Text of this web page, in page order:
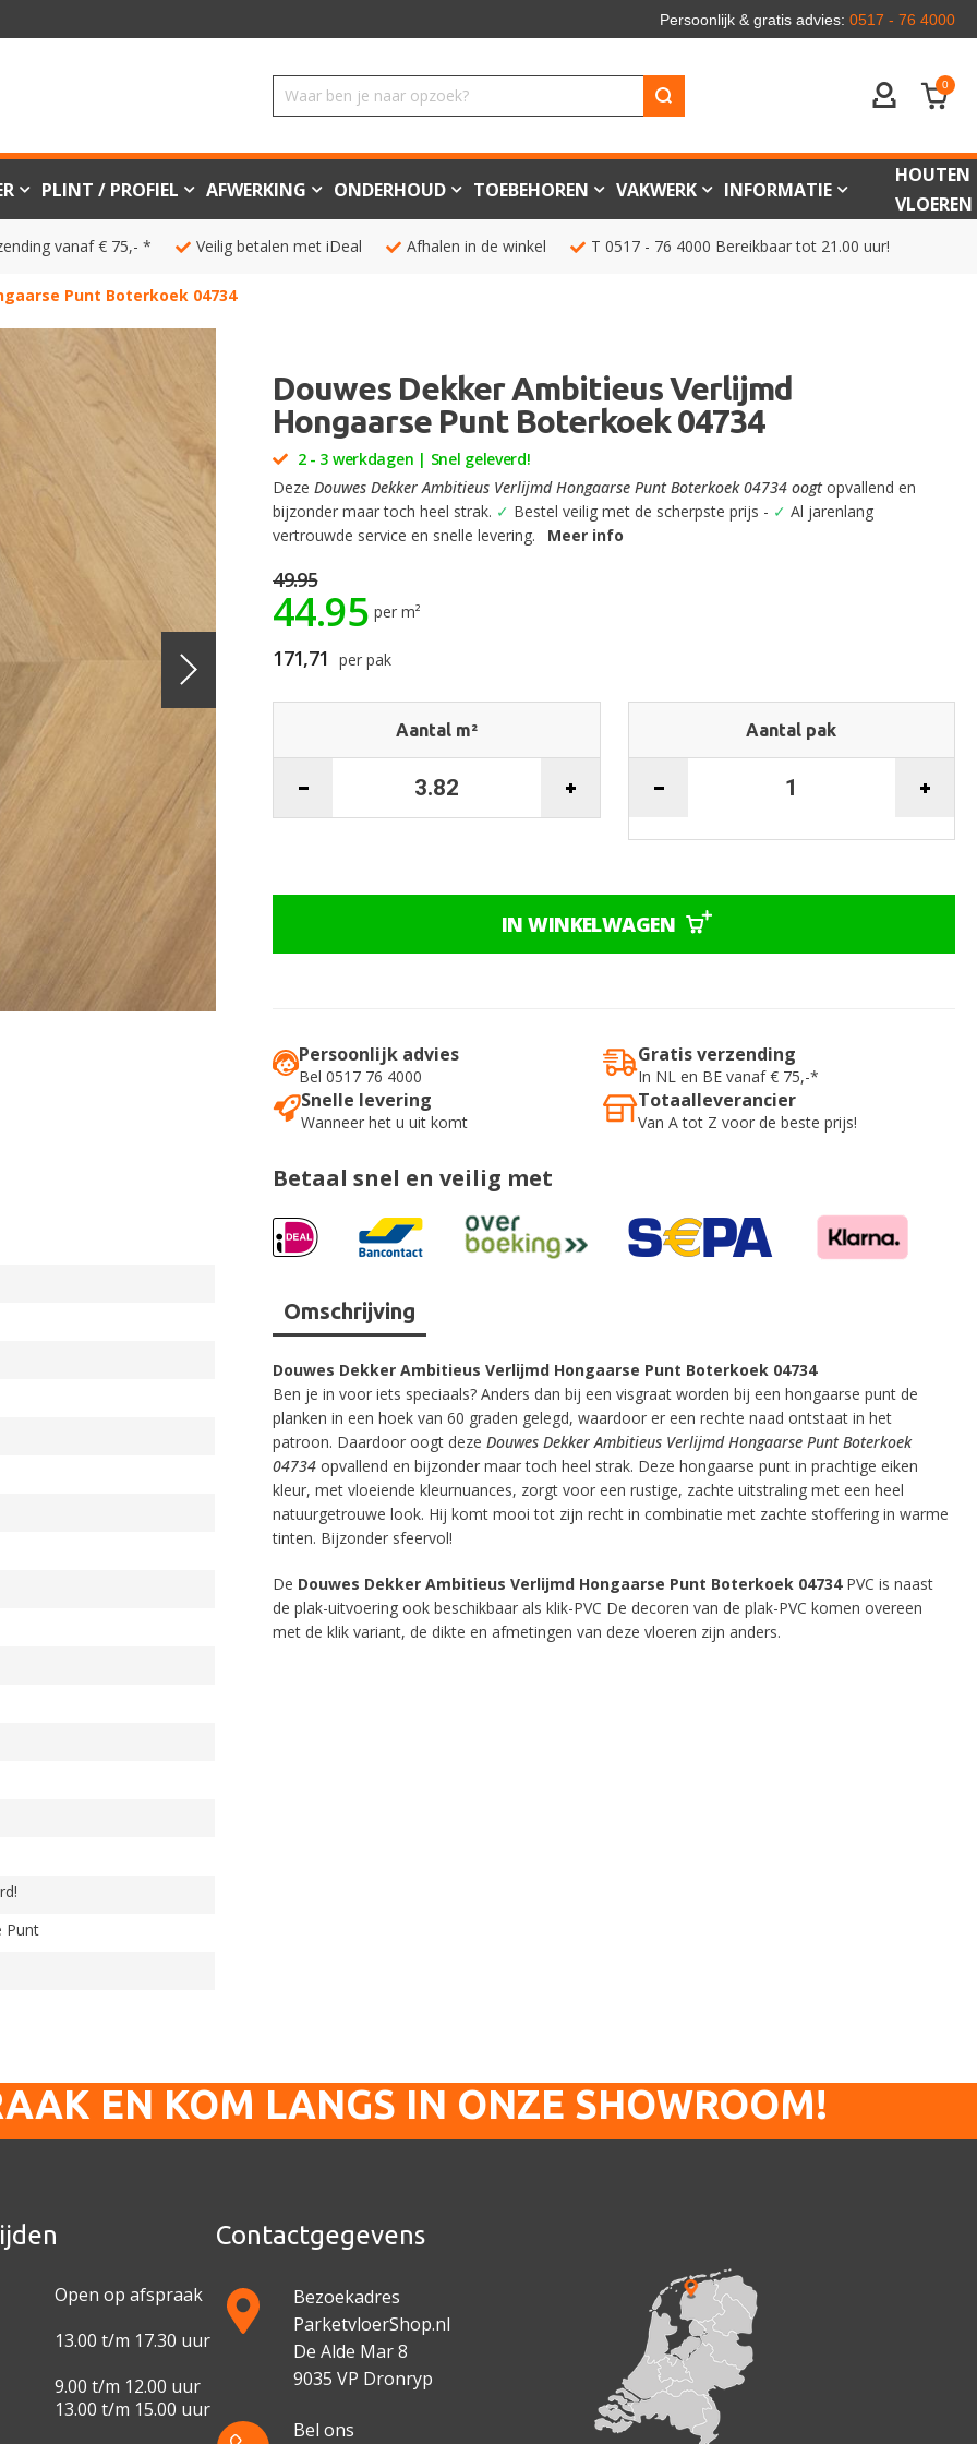
Persoonlijk & gratis advies: 0517 - 76 4000
ACCOUNT
0
PLINT / PROFIEL AFWERKING ONDERHOUD TOEBEHOREN VAKWERK INFORMATIE
HOUTEN
VLOEREN
vanaf € 75,- * Veilig betalen met iDeal Afhalen in de winkel T 0517 - 76 4000 Bereikbaar tot 21.00 uur!
Punt Boterkoek 04734
Punt
Douwes Dekker Ambitieus Verlijmd
Hongaarse Punt Boterkoek 04734
2 - 3 werkdagen | Snel geleverd!
DezeDouwes Dekker Ambitieus Verlijmd Hongaarse Punt Boterkoek 04734 oogtopvallend en
bijzonder maar toch heel strak. ✓ Bestel veilig met de scherpste prijs - ✓ Al jarenlang
vertrouwde service en snelle levering.
Meer info
49.95
44.95 per m²
171,71 per pak
Aantal pak
Aantal m²
IN WINKELWAGEN
Persoonlijk advies
Bel 0517 76 4000
Gratis verzending
In NL en BE vanaf € 75,-*
Snelle levering
Wanneer het u uit komt
Totaalleverancier
Van A tot Z voor de beste prijs!
Betaal snel en veilig met
Omschrijving
Douwes Dekker Ambitieus Verlijmd Hongaarse Punt Boterkoek 04734
Ben je in voor iets speciaals? Anders dan bij een visgraat worden bij een hongaarse punt de
planken in een hoek van 60 graden gelegd, waardoor er een rechte naad ontstaat in het
patroon. Daardoor oogt dezeDouwes Dekker Ambitieus Verlijmd Hongaarse Punt Boterkoek
04734 opvallend en bijzonder maar toch heel strak. Deze hongaarse punt in prachtige eiken
kleur, met vloeiende kleurnuances, zorgt voor een rustige, zachte uitstraling met een heel
natuurgetrouwe look. Hij komt mooi tot zijn recht in combinatie met zachte stoffering in warme
tinten. Bijzonder sfeervol!
De Douwes Dekker Ambitieus Verlijmd Hongaarse Punt Boterkoek 04734PVC is naast
de plak-uitvoering ook beschikbaar als klik-PVC De decoren van de plak-PVC komen overeen
met de klik variant, de dikte en afmetingen van deze vloeren zijn anders.
EN KOM LANGS IN ONZE SHOWROOM!
Open op afspraak
13.00 t/m 17.30 uur
9.00 t/m 12.00 uur
13.00 t/m 15.00 uur
Contactgegevens
Bezoekadres
ParketvloerShop.nl
De Alde Mar 8
9035 VP Dronryp
Bel ons